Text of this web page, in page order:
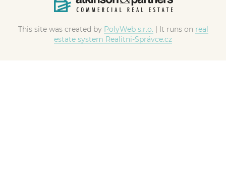
This site was created by PolyWeb s.r.o. | It runs on real
estate system Realitni-Správce.cz